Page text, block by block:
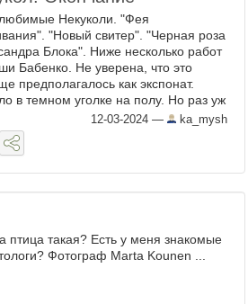
Некуколи. "Фея
"Новый свитер". "Черная роза
Блока". Ниже несколько работ
Бабенко. Не уверена, что это
предполагалось как экспонат.
в темном уголке на полу. Но раз уж
12-03-2024 — ka_mysh
птица такая? Есть у меня знакомые
Фотограф Marta Kounen ...